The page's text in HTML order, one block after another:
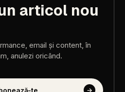
articol nou
email și content, în
anulezi oricând.
te →